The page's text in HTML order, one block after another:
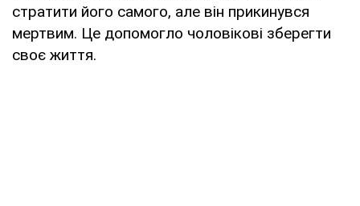
стратити його самого, але він прикинувся
мертвим. Це допомогло чоловікові зберегти
своє життя.